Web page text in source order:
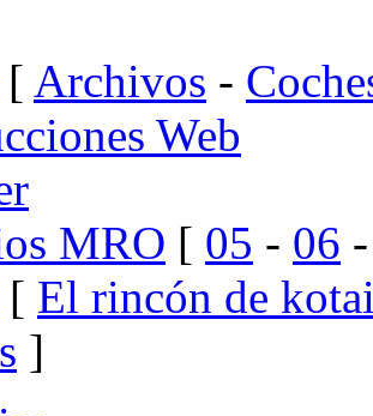
[ Archivos -
Web
MRO [ 05 - 06
[ El rincón de
]